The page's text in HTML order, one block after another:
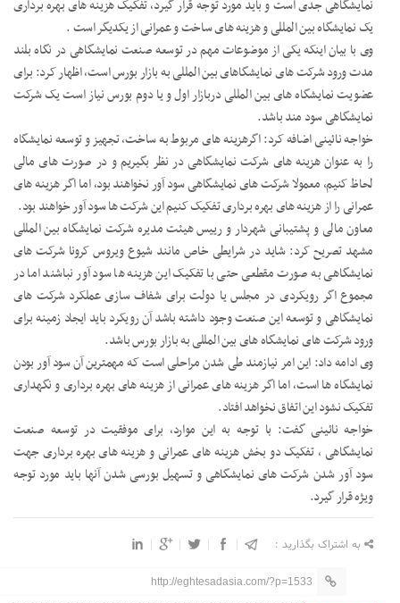
نمایشگاهی جدی است و باید مورد توجه قرار گیرد، تفکیک هزینه های بهره برداری
یک نمایشگاه بین المللی و هزینه های ساخت و عمرانی از یکدیگر است .
وی با بیان اینکه یکی از موضوعات مهم در توسعه صنعت نمایشگاهی در نگاه بلند
مدت ورود شرکت های نمایشگاهای بین المللی به بازار بورس است، اظهار کرد: برای
عضویت نمایشگاه های بین المللی دربازار اول و یا دوم بورس نیاز است یک شرکت
نمایشگاهی سود مند باشد.
خواجه نائینی اضافه کرد: اگرهزینه های مربوط به ساخت، تجهیز و توسعه نمایشگاه
را به عنوان هزینه های شرکت نمایشگاهی در نظر بگیریم و در صورت های مالی
لحاظ کنیم، معمولا شرکت های نمایشگاهی سود آور نخواهند بود، اما اگر هزینه های
عمرانی را از هزینه های بهره برداری تفکیک کنیم این شرکت ها سود آور خواهند بود.
معاون مالی و پشتیبانی شهردار و رییس هیئت مدیره شرکت نمایشگاه بین المللی
مشهد تصریح کرد: شاید در شرایطی خاص مانند شیوع ویروس کرونا شرکت های
نمایشگاهی به صورت مقطعی حتی با تفکیک این هزینه ها سود آور نباشند اما در
مجموع اگر رویکردی در مجلس یا دولت برای شفاف سازی عملکرد شرکت های
نمایشگاهی و توسعه این صنعت وجود داشته باشد آن رویکرد باید ایجاد زمینه برای
ورود شرکت های نمایشگاه های بین المللی به بازار بورس باشد.
وی ادامه داد: این امر نیازمند طی شدن مراحلی است که مهمترین آن سود آور بودن
نمایشگاه ها است، اما اگر هزینه های عمرانی از هزینه های بهره برداری و نگهداری
تفکیک نشود این اتفاق نخواهد افتاد.
خواجه نائینی گفت: با توجه به این موارد، برای موفقیت در توسعه صنعت
نمایشگاهی ، تفکیک دو بخش هزینه های عمرانی و هزینه های بهره برداری جهت
سود آور شدن شرکت های نمایشگاهی و تسهیل بورسی شدن آنها باید مورد توجه
ویژه قرار گیرد.
به اشتراک بگذارید :
http://eghtesadasia.com/?p=1533